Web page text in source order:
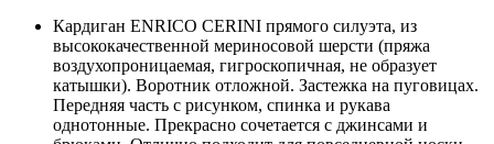
Кардиган ENRICO CERINI прямого силуэта, из
высококачественной мериносовой шерсти (пряжа
воздухопроницаемая, гигроскопичная, не образует
катышки). Воротник отложной. Застежка на пуговицах.
Передняя часть с рисунком, спинка и рукава
однотонные. Прекрасно сочетается с джинсами и